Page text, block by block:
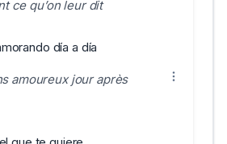
ce qu’on leur dit
día a día
amoureux jour après